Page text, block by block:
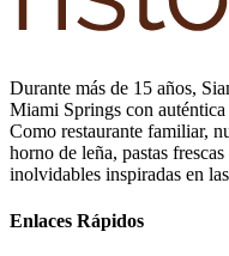
Durante más de 15 años,
Miami Springs con
Como restaurante familiar,
horno de leña, pastas
inolvidables inspiradas en
Enlaces Rápidos